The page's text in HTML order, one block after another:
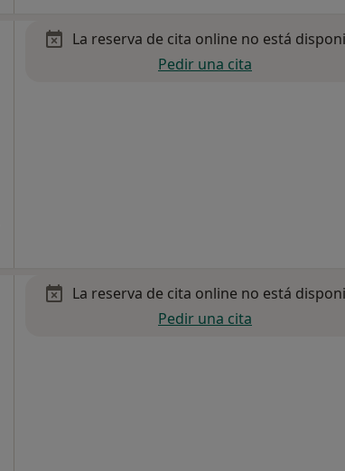
La reserva de cita online no está
Pedir una cita
La reserva de cita online no está
Pedir una cita